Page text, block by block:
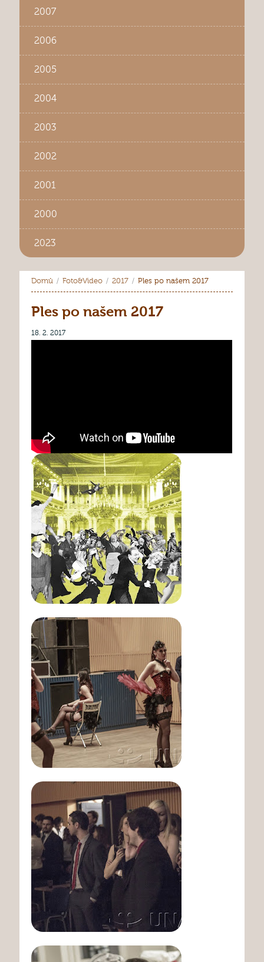
2007
2006
2005
2004
2003
2002
2001
2000
2023
Domů Foto&Video 2017 Ples po našem 2017
Ples po našem 2017
18. 2. 2017